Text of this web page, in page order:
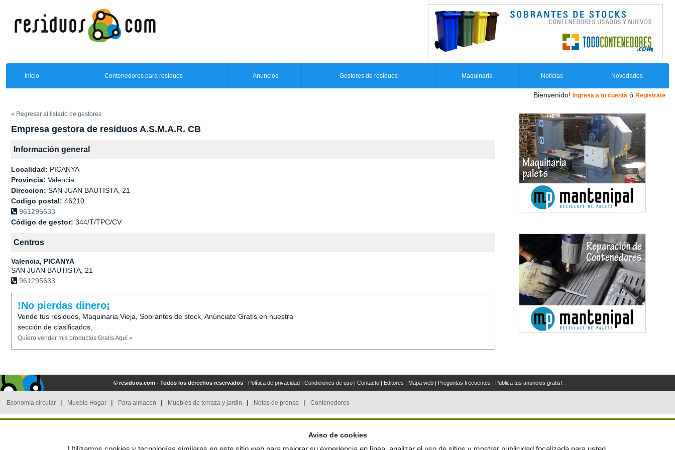
Inicio Contenedores para residuos Anuncios Gestores de residuos Maquinaria Noticias Novedades
Bienvenido! Ingresa a tu cuenta ó Registrate
« Regresar al listado de gestores
Empresa gestora de residuos A.S.M.A.R. CB
Información general
Localidad: PICANYA
Provincia: Valencia
Direccion: SAN JUAN BAUTISTA, 21
Codigo postal: 46210
961295633
Código de gestor: 344/T/TPC/CV
Centros
Valencia, PICANYA
SAN JUAN BAUTISTA, 21
961295633
!No pierdas dinero¡
Vende tus residuos, Maquinaria Vieja, Sobrantes de stock, Anúnciate Gratis en nuestra
sección de clasificados.
Quiero vender mis productos Gratis Aquí »
© residuos.com - Todos los derechos reservados- Política de privacidad| Condiciones de uso| Contacto| Editores | Mapa web| Preguntas frecuentes | Publica tus anuncios gratis!
Economía circular Mueble Hogar Para almacen Muebles de terraza y jardin Notas de prensa Contenedores
Aviso de cookies